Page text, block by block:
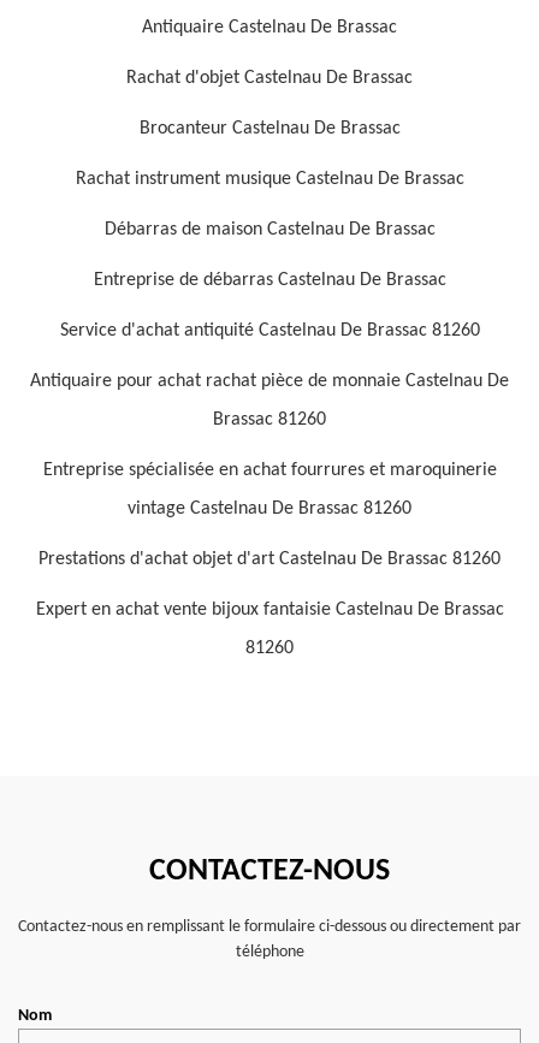
Antiquaire Castelnau De Brassac
Rachat d'objet Castelnau De Brassac
Brocanteur Castelnau De Brassac
Rachat instrument musique Castelnau De Brassac
Débarras de maison Castelnau De Brassac
Entreprise de débarras Castelnau De Brassac
Service d'achat antiquité Castelnau De Brassac 81260
Antiquaire pour achat rachat pièce de monnaie Castelnau De
Brassac 81260
Entreprise spécialisée en achat fourrures et maroquinerie
vintage Castelnau De Brassac 81260
Prestations d'achat objet d'art Castelnau De Brassac 81260
Expert en achat vente bijoux fantaisie Castelnau De Brassac
81260
CONTACTEZ-NOUS
Contactez-nous en remplissant le formulaire ci-dessous ou directement par
téléphone
Nom